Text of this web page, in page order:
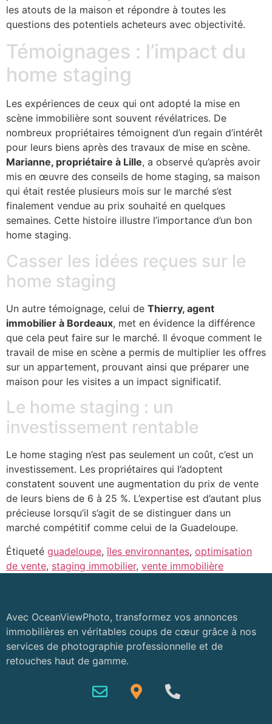
les atouts de la maison et répondre à toutes les
questions des potentiels acheteurs avec objectivité.
Témoignages : l’impact du
home staging
Les expériences de ceux qui ont adopté la mise en
scène immobilière sont souvent révélatrices. De
nombreux propriétaires témoignent d’un regain d’intérêt
pour leurs biens après des travaux de mise en scène.
Marianne, propriétaire à Lille, a observé qu’après avoir
mis en œuvre des conseils de home staging, sa maison
qui était restée plusieurs mois sur le marché s’est
finalement vendue au prix souhaité en quelques
semaines. Cette histoire illustre l’importance d’un bon
home staging.
Casser les idées reçues sur le
home staging
Un autre témoignage, celui de Thierry, agent
immobilier à Bordeaux, met en évidence la différence
que cela peut faire sur le marché. Il évoque comment le
travail de mise en scène a permis de multiplier les offres
sur un appartement, prouvant ainsi que préparer une
maison pour les visites a un impact significatif.
Le home staging : un
investissement rentable
Le home staging n’est pas seulement un coût, c’est un
investissement. Les propriétaires qui l’adoptent
constatent souvent une augmentation du prix de vente
de leurs biens de 6 à 25 %. L’expertise est d’autant plus
précieuse lorsqu’il s’agit de se distinguer dans un
marché compétitif comme celui de la Guadeloupe.
Étiqueté guadeloupe,îles environnantes, optimisation
de vente, staging immobilier, vente immobilière
Avec OceanViewPhoto, transformez vos annonces
immobilières en véritables coups de cœur grâce à nos
services de photographie professionnelle et de
retouches haut de gamme.